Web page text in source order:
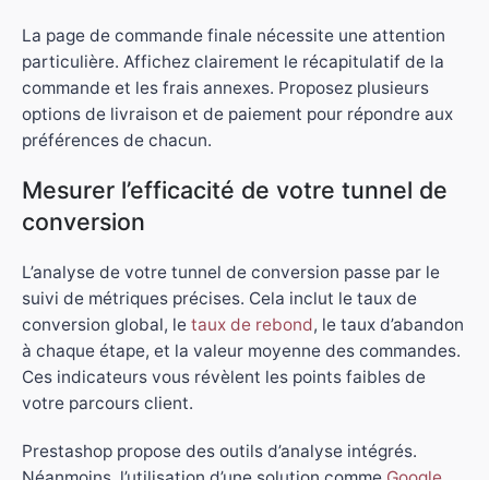
La page de commande finale nécessite une attention
particulière. Affichez clairement le récapitulatif de la
commande et les frais annexes. Proposez plusieurs
options de livraison et de paiement pour répondre aux
préférences de chacun.
Mesurer l’efficacité de votre tunnel de
conversion
L’analyse de votre tunnel de conversion passe par le
suivi de métriques précises. Cela inclut le taux de
conversion global, le taux de rebond, le taux d’abandon
à chaque étape, et la valeur moyenne des commandes.
Ces indicateurs vous révèlent les points faibles de
votre parcours client.
Prestashop propose des outils d’analyse intégrés.